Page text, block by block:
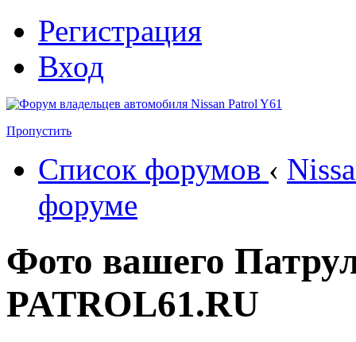
Регистрация
Вход
Пропустить
Список форумов ‹
форуме
Фото вашего
PATROL61.RU